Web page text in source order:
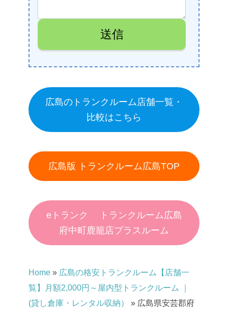
広島のトランクルーム店舗一覧・
比較はこちら
広島版 トランクルーム広島TOP
eトランク トランクルーム広島
府中町鹿籠店プラスルーム
Home » 広島の格安トランクルーム【店舗一
覧】月額2,000円～屋内型トランクルーム ｜
(貸し倉庫・レンタル収納）
» 広島県安芸郡府